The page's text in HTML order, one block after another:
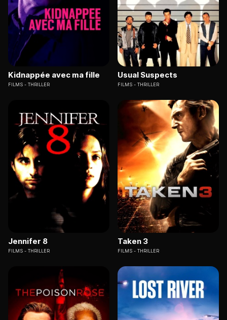
Kidnappée avec ma fille
FILMS THRILLER
Usual Suspects
FILMS THRILLER
Jennifer 8
FILMS THRILLER
Taken 3
FILMS THRILLER